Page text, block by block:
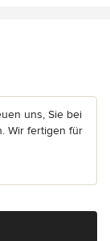
uns, Sie bei
Wir fertigen für